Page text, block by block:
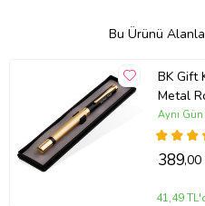
Bu Ürünü
BK Gift
Metal
Aynı
389,00
41,49